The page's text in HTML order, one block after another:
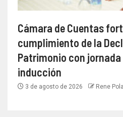
Cámara de Cuentas
cumplimiento de la
Patrimonio con
inducción
3 de agosto de 2026 Rene